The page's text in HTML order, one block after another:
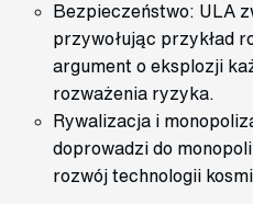
Bezpieczeństwo: ULA
przywołując przykład
argument o eksplozji
rozważenia ryzyka.
Rywalizacja i
doprowadzi do
rozwój technologii